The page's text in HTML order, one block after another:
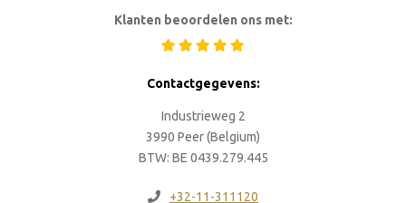
Klanten beoordelen ons met:
Contactgegevens:
Industrieweg 2
3990 Peer (Belgium)
BTW: BE 0439.279.445
+32-11-311120